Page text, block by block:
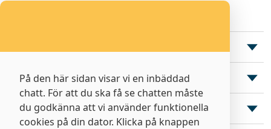
Bränslemix för fjärrvärmen i respektive nät
Fjärrkyla
På den här sidan visar vi en inbäddad
chatt. För att du ska få se chatten måste
du godkänna att vi använder funktionella
cookies på din dator. Klicka på knappen